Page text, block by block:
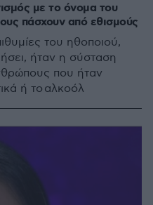
με το όνομα του
πάσχουν από εθισμούς
του ηθοποιού,
ήταν η σύσταση
που ήταν
ή το αλκοόλ